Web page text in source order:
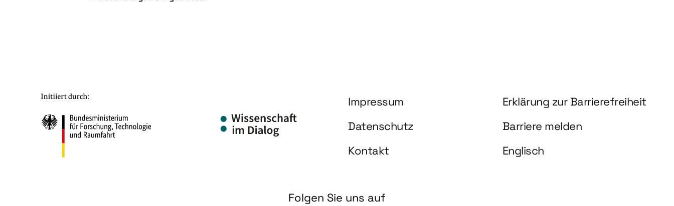
Information und Service
Impressum
Erklärung zur Barrierefreiheit
Datenschutz
Barriere melden
Kontakt
Englisch
Folgen Sie uns auf